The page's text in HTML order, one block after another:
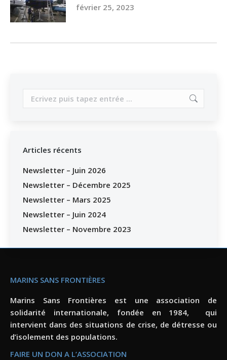
février 25, 2023
Search:
Articles récents
Newsletter – Juin 2026
Newsletter – Décembre 2025
Newsletter – Mars 2025
Newsletter – Juin 2024
Newsletter – Novembre 2023
MARINS SANS FRONTIÈRES
Marins Sans Frontières est une association de
solidarité internationale, fondée en 1984, qui
intervient dans des situations de crise, de détresse ou
d’isolement des populations.
FAIRE UN DON A L’ASSOCIATION